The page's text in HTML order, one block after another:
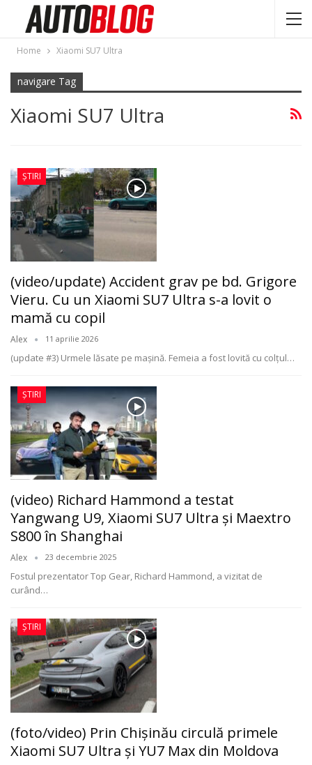
Home Xiaomi SU7 Ultra
navigare Tag
Xiaomi SU7 Ultra
ȘTIRI
(video/update) Accident grav pe bd. Grigore
Vieru. Cu un Xiaomi SU7 Ultra s-a lovit o
mamă cu copil
Alex 11 aprilie 2026
(update #3) Urmele lăsate pe mașină. Femeia a fost lovită cu colțul…
ȘTIRI
(video) Richard Hammond a testat
Yangwang U9, Xiaomi SU7 Ultra și Maextro
S800 în Shanghai
Alex 23 decembrie 2025
Fostul prezentator Top Gear, Richard Hammond, a vizitat de
curând…
ȘTIRI
(foto/video) Prin Chișinău circulă primele
Xiaomi SU7 Ultra și YU7 Max din Moldova